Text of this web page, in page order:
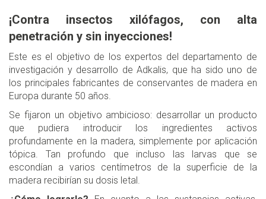
¡Contra insectos xilófagos, con alta
penetración y sin inyecciones!
Este es el objetivo de los expertos del departamento de
investigación y desarrollo de Adkalis, que ha sido uno de
los principales fabricantes de conservantes de madera en
Europa durante 50 años.
Se fijaron un objetivo ambicioso: desarrollar un producto
que pudiera introducir los ingredientes activos
profundamente en la madera, simplemente por aplicación
tópica. Tan profundo que incluso las larvas que se
escondían a varios centímetros de la superficie de la
madera recibirían su dosis letal.